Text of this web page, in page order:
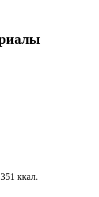
ккал.